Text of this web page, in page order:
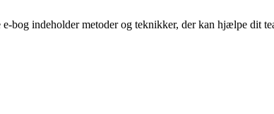
bog indeholder metoder og teknikker, der kan hjælpe dit